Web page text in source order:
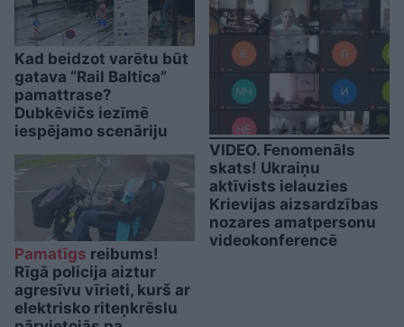
Kad beidzot varētu būt
gatava “Rail Baltica”
pamattrase?
Dubkēvičs iezīmē
iespējamo scenāriju
Pamatīgs reibums!
Rīgā policija aiztur
agresīvu vīrieti, kurš ar
elektrisko riteņkrēslu
VIDEO. Fenomenāls
skats! Ukraiņu
aktīvists ielauzies
Krievijas aizsardzības
nozares amatpersonu
videokonferencē